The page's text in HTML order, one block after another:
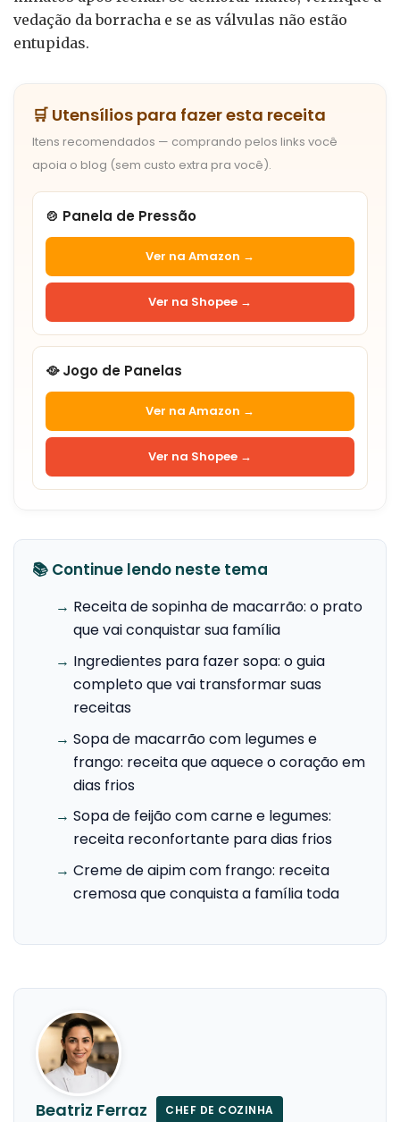
vedação da borracha e se as válvulas não estão
entupidas.
🛒 Utensílios para fazer esta receita
Itens recomendados — comprando pelos links você
apoia o blog (sem custo extra pra você).
🍲 Panela de Pressão
Ver na Amazon →
Ver na Shopee →
🥘 Jogo de Panelas
Ver na Amazon →
Ver na Shopee →
📚 Continue lendo neste tema
→ Receita de sopinha de macarrão: o prato
que vai conquistar sua família
→ Ingredientes para fazer sopa: o guia
completo que vai transformar suas
receitas
→ Sopa de macarrão com legumes e
frango: receita que aquece o coração em
dias frios
→ Sopa de feijão com carne e legumes:
receita reconfortante para dias frios
→ Creme de aipim com frango: receita
cremosa que conquista a família toda
Beatriz Ferraz CHEF DE COZINHA